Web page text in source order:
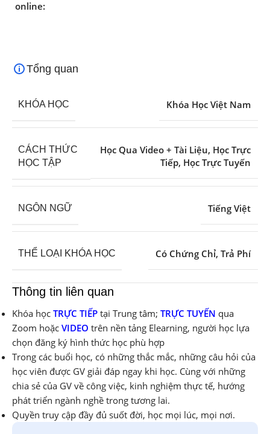
online:
Tổng quan
KHÓA HỌC Khóa Học Việt Nam
CÁCH THỨC
HỌC TẬP
Học Qua Video + Tài Liệu, Học Trực
Tiếp, Học Trực Tuyến
NGÔN NGỮ Tiếng Việt
THỂ LOẠI KHÓA HỌC Có Chứng Chỉ, Trả Phí
Thông tin liên quan
Khóa học TRỰC TIẾP tại Trung tâm; TRỰC TUYẾN qua
Zoom hoặc VIDEO trên nền tảng Elearning, người học lựa
chọn đăng ký hình thức học phù hợp
Trong các buổi học, có những thắc mắc, những câu hỏi của
học viên được GV giải đáp ngay khi học. Cùng với những
chia sẻ của GV về công việc, kinh nghiệm thực tế, hướng
phát triển ngành nghề trong tương lai.
Quyền truy cập đầy đủ suốt đời, học mọi lúc, mọi nơi.